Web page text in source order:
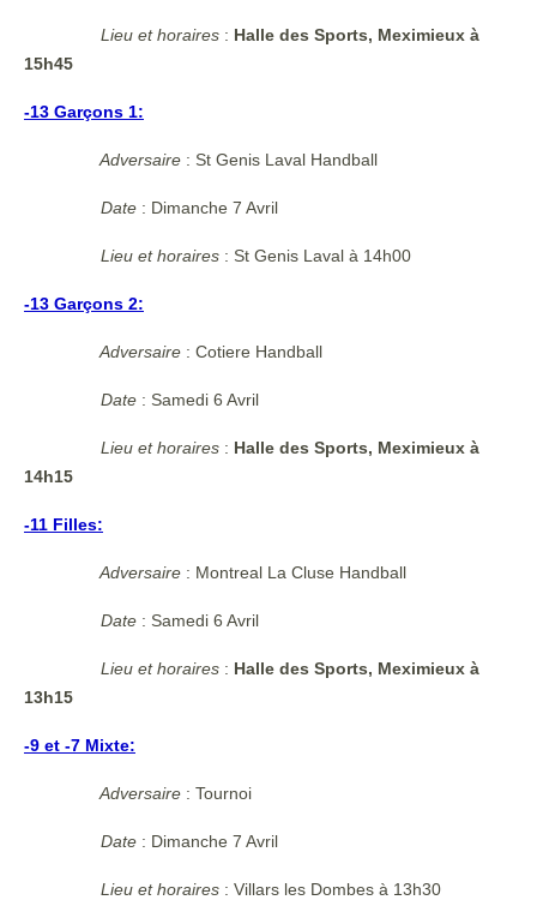
Lieu et horaires : Halle des Sports, Meximieux à
15h45
-13 Garçons 1:
Adversaire : St Genis Laval Handball
Date : Dimanche 7 Avril
Lieu et horaires : St Genis Laval à 14h00
-13 Garçons 2:
Adversaire : Cotiere Handball
Date : Samedi 6 Avril
Lieu et horaires : Halle des Sports, Meximieux à
14h15
-11 Filles:
Adversaire : Montreal La Cluse Handball
Date : Samedi 6 Avril
Lieu et horaires : Halle des Sports, Meximieux à
13h15
-9 et -7 Mixte:
Adversaire : Tournoi
Date : Dimanche 7 Avril
Lieu et horaires : Villars les Dombes à 13h30